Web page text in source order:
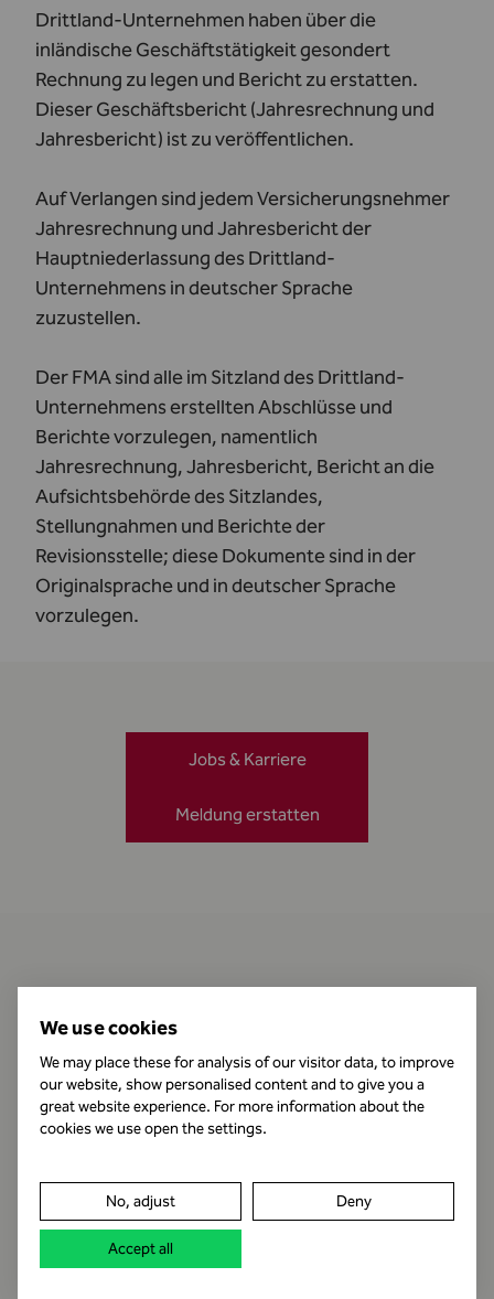
Drittland-Unternehmen haben über die
inländische Geschäftstätigkeit gesondert
Rechnung zu legen und Bericht zu erstatten.
Dieser Geschäftsbericht (Jahresrechnung und
Jahresbericht) ist zu veröffentlichen.
Auf Verlangen sind jedem Versicherungsnehmer
Jahresrechnung und Jahresbericht der
Hauptniederlassung des Drittland-
Unternehmens in deutscher Sprache
zuzustellen.
Der FMA sind alle im Sitzland des Drittland-
Unternehmens erstellten Abschlüsse und
Berichte vorzulegen, namentlich
Jahresrechnung, Jahresbericht, Bericht an die
Aufsichtsbehörde des Sitzlandes,
Stellungnahmen und Berichte der
Revisionsstelle; diese Dokumente sind in der
Originalsprache und in deutscher Sprache
vorzulegen.
Öffnungszeiten
Datenschutz
Rechtshinweis
Jobs & Karriere
Meldung erstatten
We use cookies
We may place these for analysis of our visitor data, to improve
our website, show personalised content and to give you a
great website experience. For more information about the
cookies we use open the settings.
No, adjust Deny
Accept all